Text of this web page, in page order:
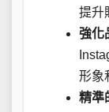
提升
強化
形象
精準